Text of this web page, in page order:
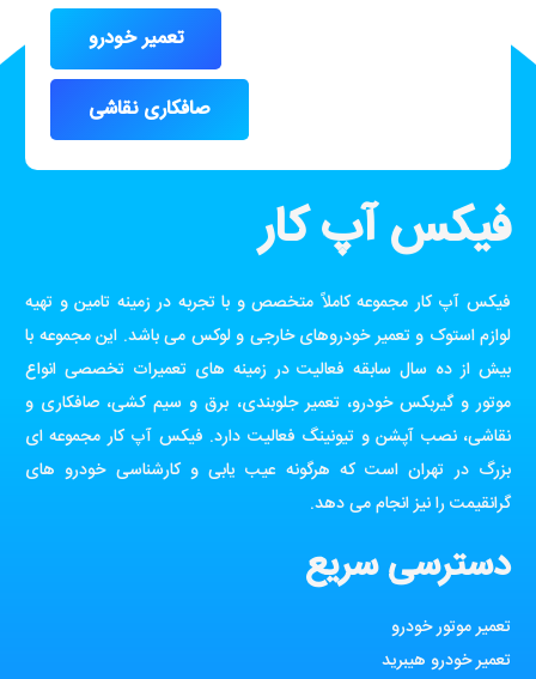
تعمیر خودرو
صافکاری نقاشی
فیکس آپ کار
فیکس آپ کار مجموعه کاملاً متخصص و با تجربه در زمینه تامین و تهیه
لوازم استوک و تعمیر خودروهای خارجی و لوکس می باشد. این مجموعه با
بیش از ده سال سابقه فعالیت در زمینه های تعمیرات تخصصی انواع
موتور و گیربکس خودرو، تعمیر جلوبندی، برق و سیم کشی، صافکاری و
نقاشی، نصب آپشن و تیونینگ فعالیت دارد. فیکس آپ کار مجموعه ای
بزرگ در تهران است که هرگونه عیب یابی و کارشناسی خودرو های
گرانقیمت را نیز انجام می دهد.
دسترسی سریع
تعمیر موتور خودرو
تعمیر خودرو هیبرید